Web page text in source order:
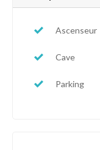
Ascenseur
Cave
Parking